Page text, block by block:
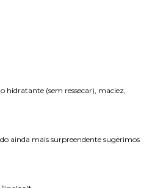
hidratante (sem ressecar), maciez,
ainda mais surpreendente sugerimos